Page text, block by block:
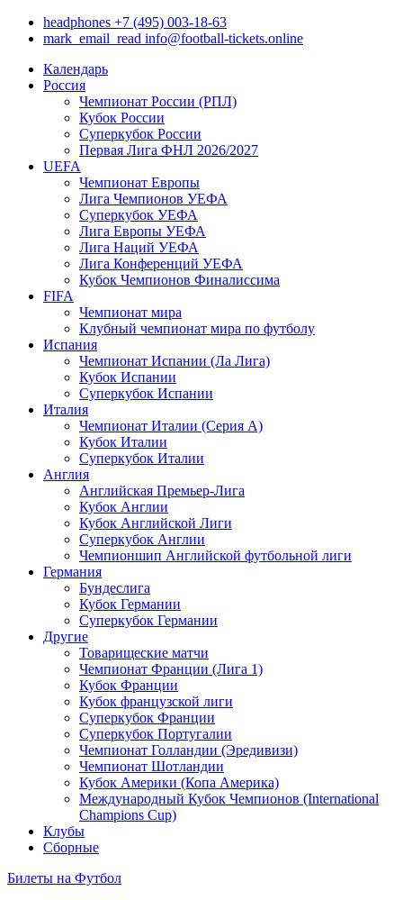
headphones +7 (495) 003-18-63
mark_email_read info@football-tickets.online
Календарь
Россия
Чемпионат России (РПЛ)
Кубок России
Суперкубок России
Первая Лига ФНЛ 2026/2027
UEFA
Чемпионат Европы
Лига Чемпионов УЕФА
Суперкубок УЕФА
Лига Европы УЕФА
Лига Наций УЕФА
Лига Конференций УЕФА
Кубок Чемпионов Финалиссима
FIFA
Чемпионат мира
Клубный чемпионат мира по футболу
Испания
Чемпионат Испании (Ла Лига)
Кубок Испании
Суперкубок Испании
Италия
Чемпионат Италии (Серия А)
Кубок Италии
Суперкубок Италии
Англия
Английская Премьер-Лига
Кубок Англии
Кубок Английской Лиги
Суперкубок Англии
Чемпионшип Английской футбольной лиги
Германия
Бундеслига
Кубок Германии
Суперкубок Германии
Другие
Товарищеские матчи
Чемпионат Франции (Лига 1)
Кубок Франции
Кубок французской лиги
Суперкубок Франции
Суперкубок Португалии
Чемпионат Голландии (Эредивизи)
Чемпионат Шотландии
Кубок Америки (Копа Америка)
Международный Кубок Чемпионов (International
Champions Cup)
Клубы
Сборные
Билеты на Футбол